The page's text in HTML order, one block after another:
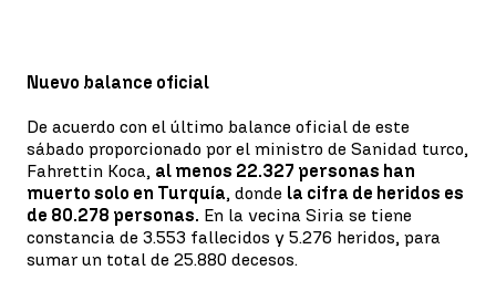
Nuevo balance oficial
De acuerdo con el último balance oficial de este
sábado proporcionado por el ministro de Sanidad turco,
Fahrettin Koca, al menos 22.327 personas han
muerto solo en Turquía, donde la cifra de heridos es
de 80.278 personas. En la vecina Siria se tiene
constancia de 3.553 fallecidos y 5.276 heridos, para
sumar un total de 25.880 decesos.